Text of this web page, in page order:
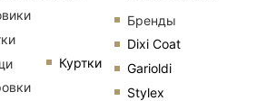
Куртки
Бренды
Dixi Coat
Garioldi
Stylex